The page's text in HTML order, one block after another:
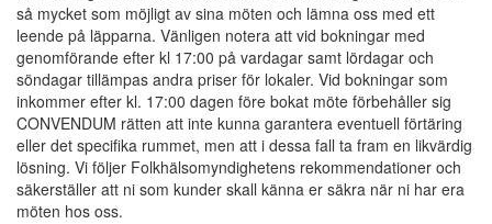
så mycket som möjligt av sina möten och lämna oss med ett
leende på läpparna. Vänligen notera att vid bokningar med
genomförande efter kl 17:00 på vardagar samt lördagar och
söndagar tillämpas andra priser för lokaler. Vid bokningar som
inkommer efter kl. 17:00 dagen före bokat möte förbehåller sig
CONVENDUM rätten att inte kunna garantera eventuell förtäring
eller det specifika rummet, men att i dessa fall ta fram en likvärdig
lösning. Vi följer Folkhälsomyndighetens rekommendationer och
säkerställer att ni som kunder skall känna er säkra när ni har era
möten hos oss.